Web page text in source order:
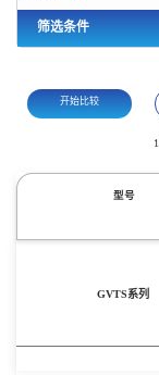
筛选条件
开始比较
型号
GVTS系列